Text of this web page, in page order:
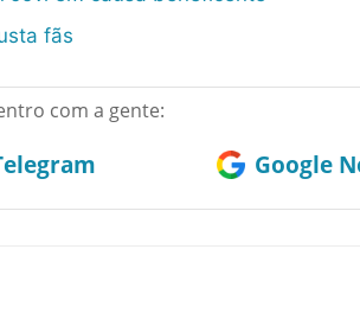
fãs
com a gente:
Google